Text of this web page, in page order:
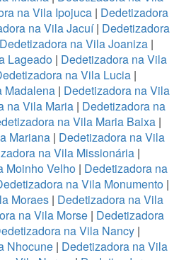
na Vila Ipojuca| Dedetizadora
na Vila Jacuí| Dedetizadora
Dedetizadora na Vila Joaniza |
Lageado| Dedetizadora na Vila
na Vila Lucia|
Madalena| Dedetizadora na Vila
na Vila Maria | Dedetizadora na
na Vila Maria Baixa|
Mariana | Dedetizadora na Vila
na Vila Missionária |
Moinho Velho | Dedetizadora na
na Vila Monumento|
Moraes| Dedetizadora na Vila
na Vila Morse | Dedetizadora
na Vila Nancy |
Nhocune| Dedetizadora na Vila